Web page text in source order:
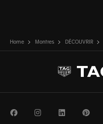
Home Montres DÉCOUVRIR
FacebookInstagramLinkedIn